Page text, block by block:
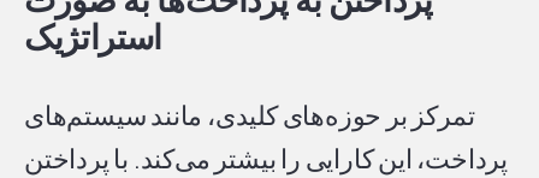
استراتژیک
تمرکز بر حوزه‌های کلیدی، مانند سیستم‌های
پرداخت، این کارایی را بیشتر می‌کند. با پرداختن